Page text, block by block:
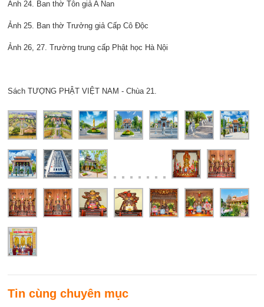
Ảnh 24. Ban thờ Tôn giả A Nan
Ảnh 25. Ban thờ Trưởng giả Cấp Cô Độc
Ảnh 26, 27. Trường trung cấp Phật học Hà Nội
Sách TƯỢNG PHẬT VIỆT NAM - Chùa 21.
Tin cùng chuyên mục